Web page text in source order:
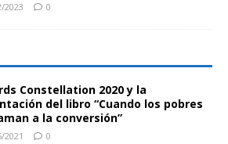
2023 0
Constellation 2020 y la
del libro “Cuando los pobres
a la conversión”
2021 0